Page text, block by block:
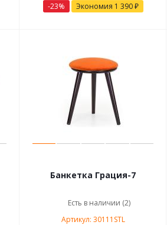
-23% Экономия 1 390₽
Банкетка Грация-7
Есть в наличии (2)
Артикул: 30111STL